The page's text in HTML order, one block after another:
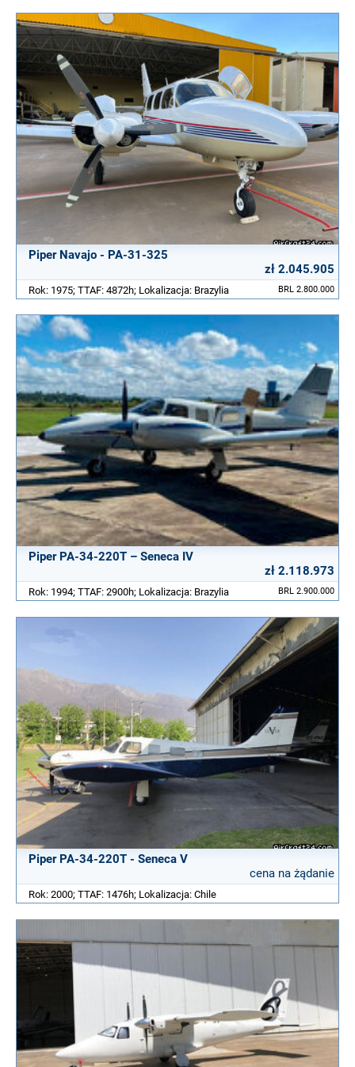
Piper Navajo - PA-31-325
zł 2.045.905
BRL 2.800.000
Rok: 1975; TTAF: 4872h; Lokalizacja: Brazylia
Piper PA-34-220T – Seneca IV
zł 2.118.973
BRL 2.900.000
Rok: 1994; TTAF: 2900h; Lokalizacja: Brazylia
Piper PA-34-220T - Seneca V
cena na żądanie
Rok: 2000; TTAF: 1476h; Lokalizacja: Chile